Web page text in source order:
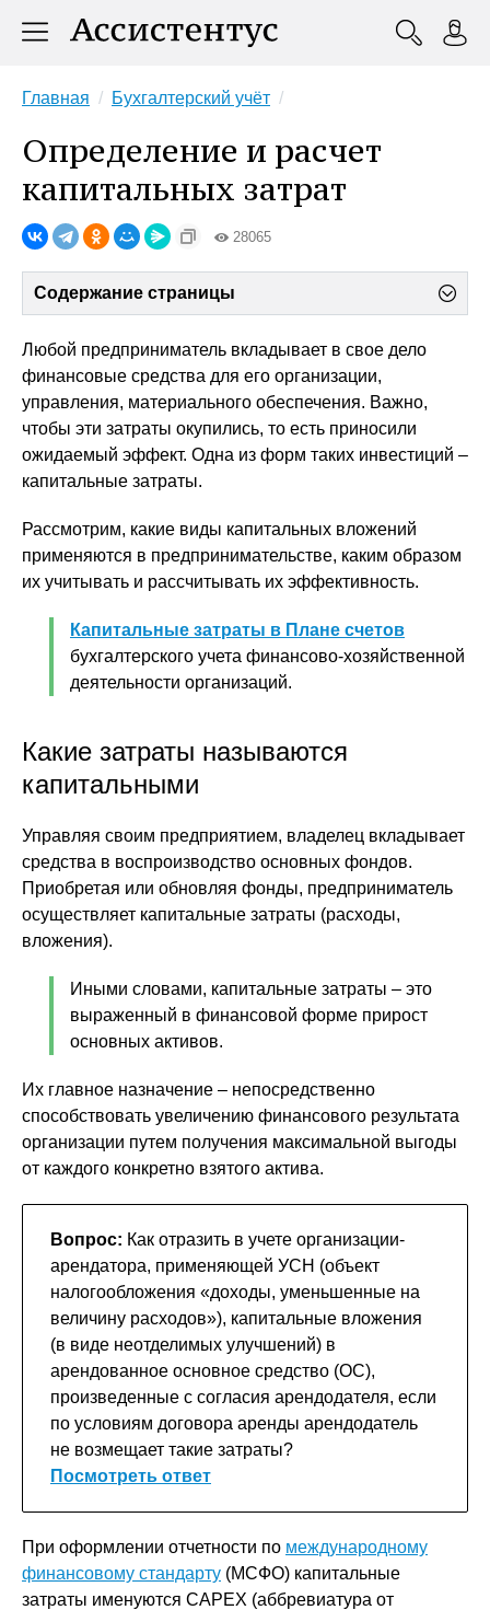
Главная Бухгалтерский учёт
Определение и расчет
капитальных затрат
28065
Содержание страницы
Любой предприниматель вкладывает в свое дело
финансовые средства для его организации,
управления, материального обеспечения. Важно,
чтобы эти затраты окупились, то есть приносили
ожидаемый эффект. Одна из форм таких инвестиций –
капитальные затраты.
Рассмотрим, какие виды капитальных вложений
применяются в предпринимательстве, каким образом
их учитывать и рассчитывать их эффективность.
Капитальные затраты в Плане счетов
бухгалтерского учета финансово-хозяйственной
деятельности организаций.
Какие затраты называются
капитальными
Управляя своим предприятием, владелец вкладывает
средства в воспроизводство основных фондов.
Приобретая или обновляя фонды, предприниматель
осуществляет капитальные затраты (расходы,
вложения).
Иными словами, капитальные затраты – это
выраженный в финансовой форме прирост
основных активов.
Их главное назначение – непосредственно
способствовать увеличению финансового результата
организации путем получения максимальной выгоды
от каждого конкретно взятого актива.
Вопрос: Как отразить в учете организации-
арендатора, применяющей УСН (объект
налогообложения «доходы, уменьшенные на
величину расходов»), капитальные вложения
(в виде неотделимых улучшений) в
арендованное основное средство (ОС),
произведенные с согласия арендодателя, если
по условиям договора аренды арендодатель
не возмещает такие затраты?
Посмотреть ответ
При оформлении отчетности по международному
финансовому стандарту (МСФО) капитальные
затраты именуются CAPEX (аббревиатура от